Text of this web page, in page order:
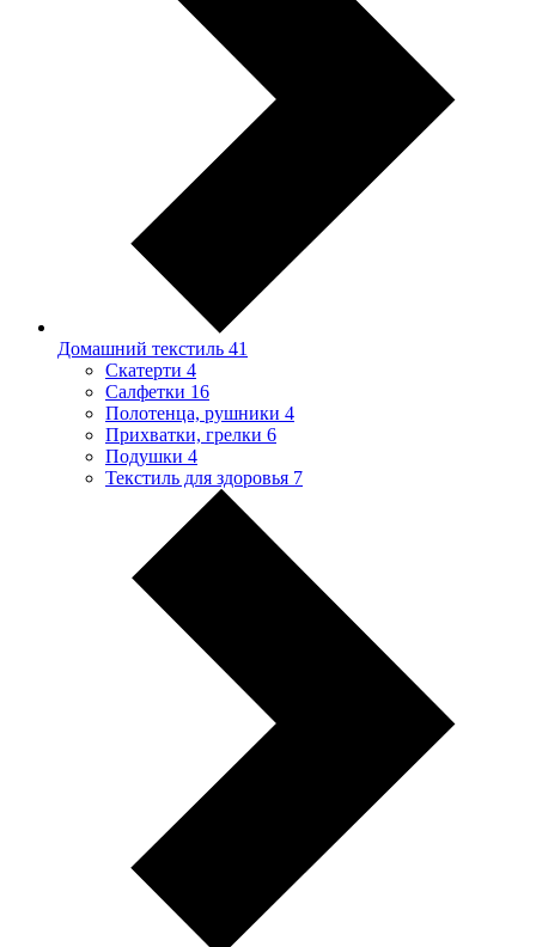
Домашний текстиль 41
Скатерти 4
Салфетки 16
Полотенца, рушники 4
Прихватки, грелки 6
Подушки 4
Текстиль для здоровья 7